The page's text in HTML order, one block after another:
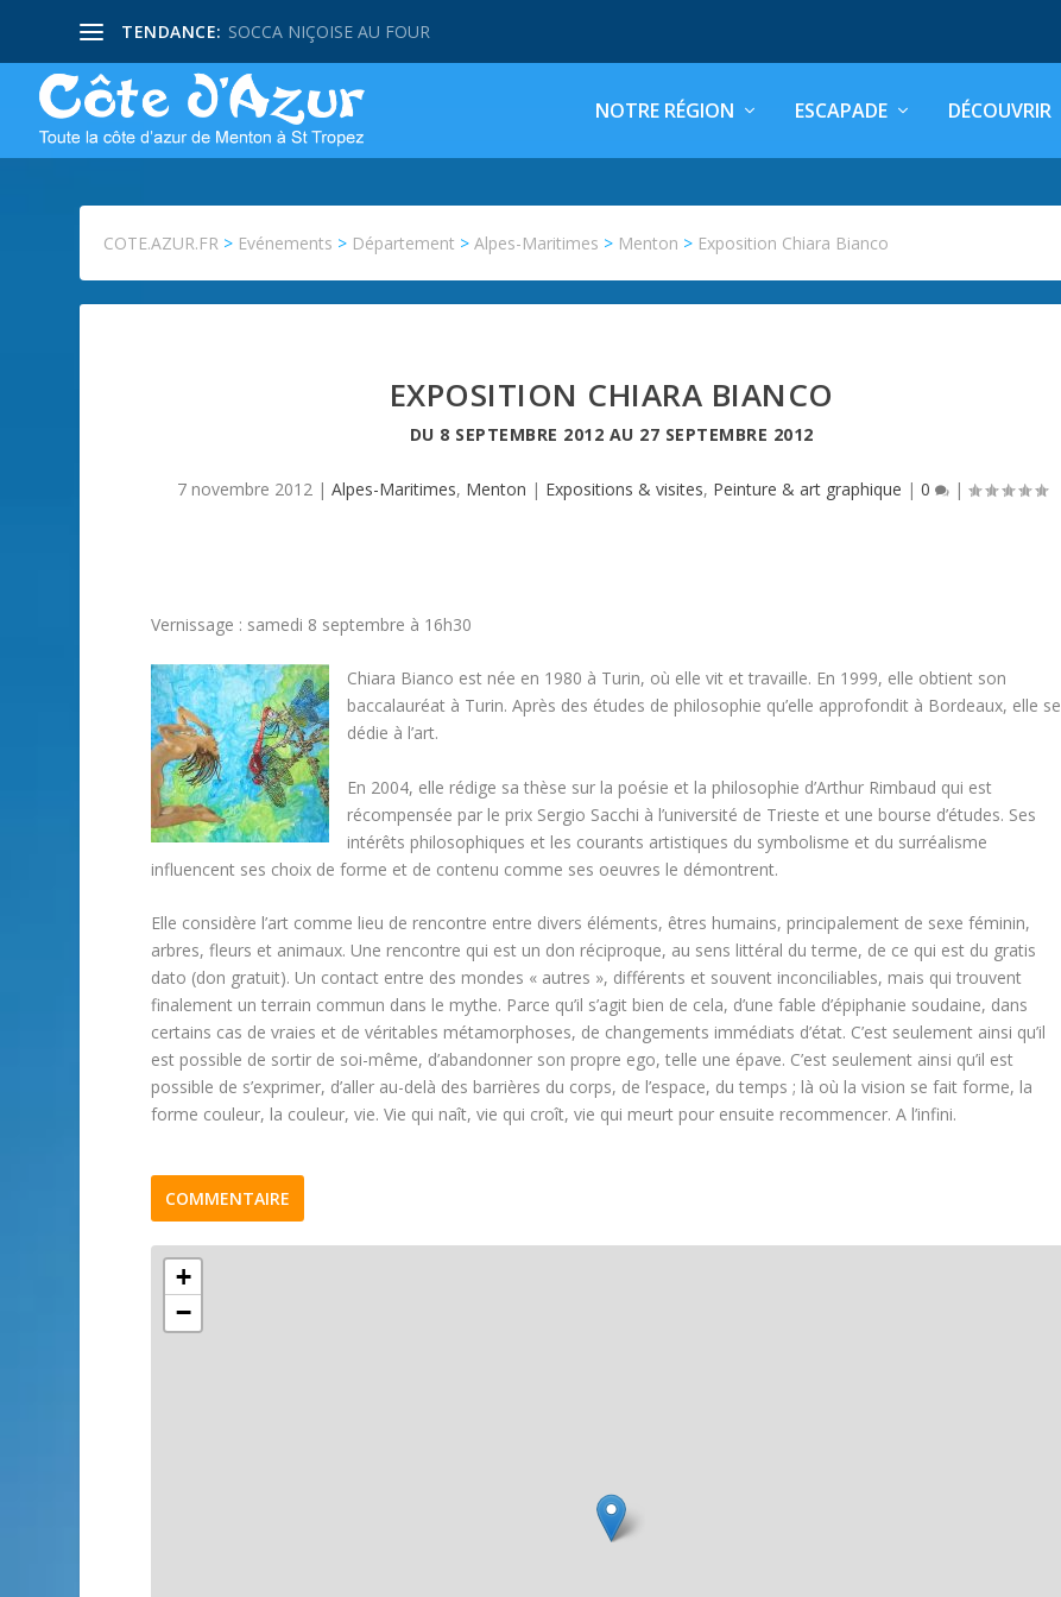
TENDANCE: SOCCA NIÇOISE AU FOUR
NOTRE RÉGION ESCAPADE DÉCOUVRIR
COTE.AZUR.FR > Evénements > Département >Alpes-Maritimes > Menton > Exposition Chiara Bianco
EXPOSITION CHIARA BIANCO
DU 8 SEPTEMBRE 2012 AU 27 SEPTEMBRE 2012
7 novembre 2012| Alpes-Maritimes, Menton | Expositions & visites, Peinture & art graphique | 0 |
Vernissage : samedi 8 septembre à 16h30
Chiara Bianco est née en 1980 à Turin, où elle vit et travaille. En 1999, elle obtient son
baccalauréat à Turin. Après des études de philosophie qu’elle approfondit à Bordeaux, elle se
dédie à l’art.
En 2004, elle rédige sa thèse sur la poésie et la philosophie d’Arthur Rimbaud qui est
récompensée par le prix Sergio Sacchi à l’université de Trieste et une bourse d’études. Ses
intérêts philosophiques et les courants artistiques du symbolisme et du surréalisme
influencent ses choix de forme et de contenu comme ses oeuvres le démontrent.
Elle considère l’art comme lieu de rencontre entre divers éléments, êtres humains, principalement de sexe féminin,
arbres, fleurs et animaux. Une rencontre qui est un don réciproque, au sens littéral du terme, de ce qui est du gratis
dato (don gratuit). Un contact entre des mondes « autres », différents et souvent inconciliables, mais qui trouvent
finalement un terrain commun dans le mythe. Parce qu’il s’agit bien de cela, d’une fable d’épiphanie soudaine, dans
certains cas de vraies et de véritables métamorphoses, de changements immédiats d’état. C’est seulement ainsi qu’il
est possible de sortir de soi-même, d’abandonner son propre ego, telle une épave. C’est seulement ainsi qu’il est
possible de s’exprimer, d’aller au-delà des barrières du corps, de l’espace, du temps ; là où la vision se fait forme, la
forme couleur, la couleur, vie. Vie qui naît, vie qui croît, vie qui meurt pour ensuite recommencer. A l’infini.
COMMENTAIRE
+
−